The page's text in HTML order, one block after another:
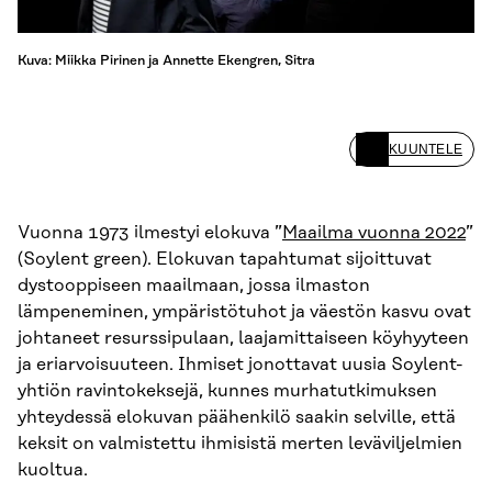
Kuva: Miikka Pirinen ja Annette Ekengren, Sitra
KUUNTELE
Vuonna 1973 ilmestyi elokuva ”Maailma vuonna 2022”
(Soylent green). Elokuvan tapahtumat sijoittuvat
dystooppiseen maailmaan, jossa ilmaston
lämpeneminen, ympäristötuhot ja väestön kasvu ovat
johtaneet resurssipulaan, laajamittaiseen köyhyyteen
ja eriarvoisuuteen. Ihmiset jonottavat uusia Soylent-
yhtiön ravintokeksejä, kunnes murhatutkimuksen
yhteydessä elokuvan päähenkilö saakin selville, että
keksit on valmistettu ihmisistä merten leväviljelmien
kuoltua.